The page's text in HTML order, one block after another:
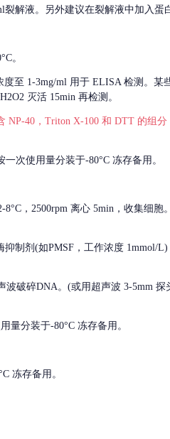
裂解液。另外建议在裂解液中加入蛋
。
至 1-3mg/ml 用于 ELISA 检测。某
灭活 15min 再检测。
NP-40，Triton X-100 和 DTT 的组
次使用量分装于-80°C 冻存备用。
，2500rpm 离心 5min，收集细
制剂(如PMSF，工作浓度 1mmol/
破碎DNA。(或用超声波 3-5mm 探
量分装于-80°C 冻存备用。
冻存备用。